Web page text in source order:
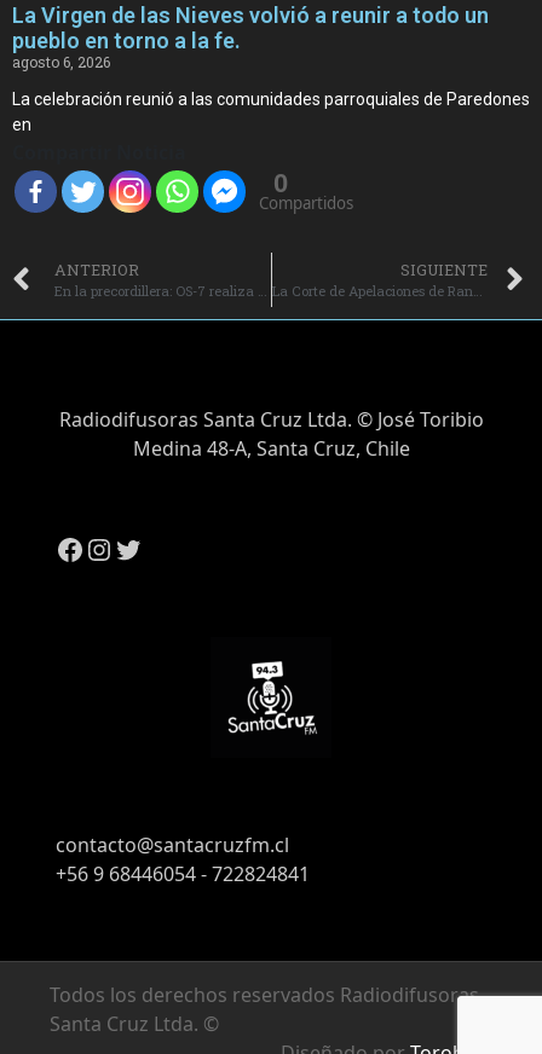
La Virgen de las Nieves volvió a reunir a todo un
pueblo en torno a la fe.
agosto 6, 2026
La celebración reunió a las comunidades parroquiales de Paredones
en
0
Compartidos
ANTERIOR SIGUIENTE
Radiodifusoras Santa Cruz Ltda. © José Toribio
Medina 48-A, Santa Cruz, Chile
contacto@santacruzfm.cl
+56 9 68446054 - 722824841
Todos los derechos reservados Radiodifusoras
Santa Cruz Ltda. ©